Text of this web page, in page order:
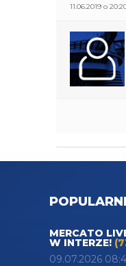
11.06.2019 o
MERCATO
W INTERZE!
09.07.2026